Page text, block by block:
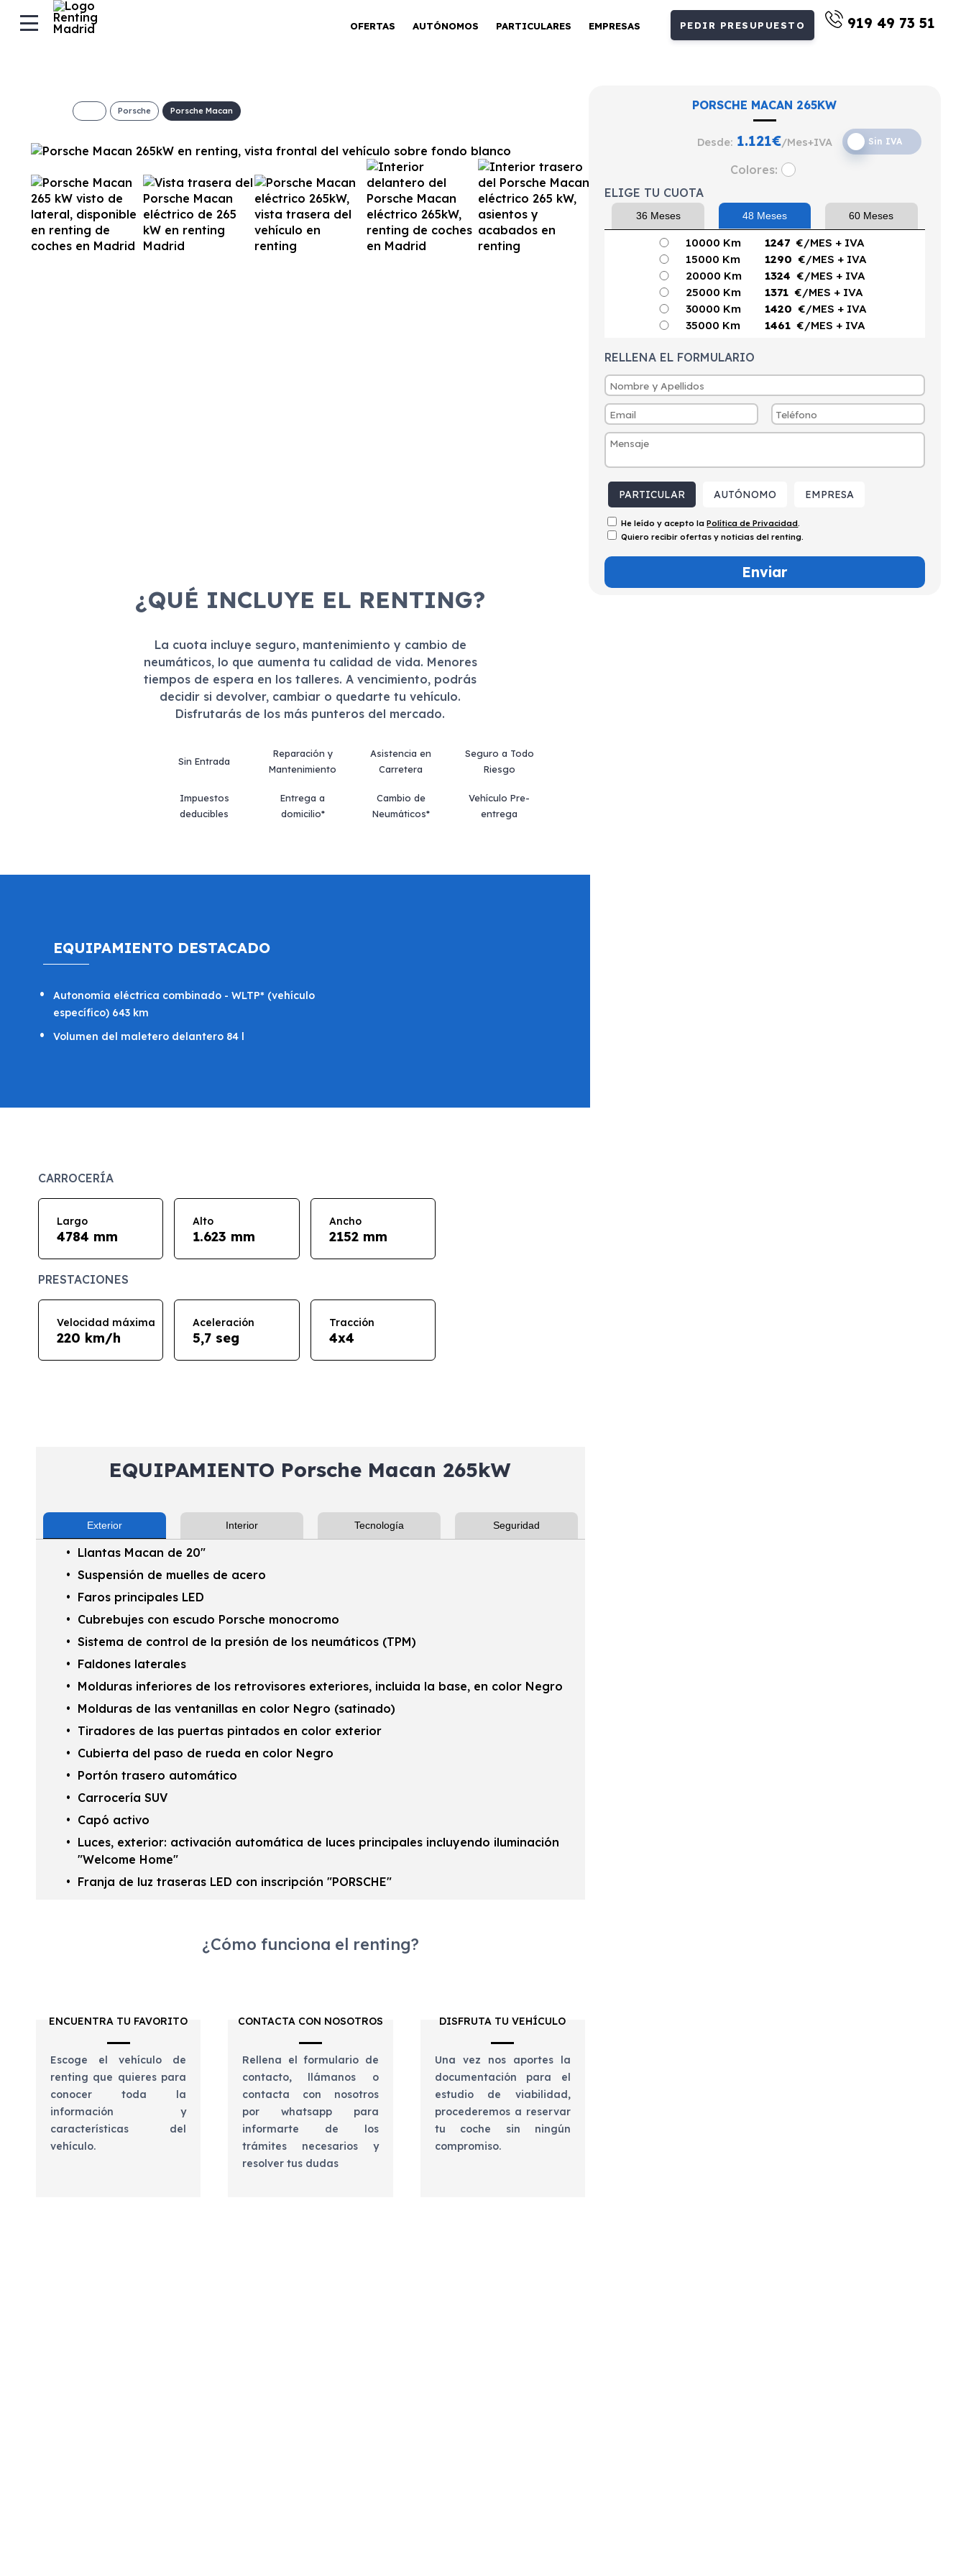
OFERTAS AUTÓNOMOS PARTICULARES EMPRESAS PEDIR PRESUPUESTO 919 49 73 51
Porsche Porsche Macan
Porsche Macan 265kW
Desde: €/Mes+ IVA
¿QUÉ INCLUYE EL RENTING?
La cuota incluye seguro, mantenimiento y cambio de
neumáticos, lo que aumenta tu calidad de vida. Menores
tiempos de espera en los talleres. A vencimiento, podrás
decidir si devolver, cambiar o quedarte tu vehículo.
Disfrutarás de los más punteros del mercado.
Sin Entrada
Reparación y
Mantenimiento
Asistencia en
Carretera
Seguro a Todo
Riesgo
Impuestos
deducibles
Entrega a
domicilio*
Cambio de
Neumáticos*
Vehículo Pre-
entrega
EQUIPAMIENTO DESTACADO
Autonomía eléctrica combinado - WLTP* (vehículo
específico) 643 km
Volumen del maletero delantero 84 l
CARROCERÍA
Largo
4784 mm
Alto
1.623 mm
Ancho
2152 mm
PRESTACIONES
Velocidad máxima
220 km/h
Aceleración
5,7 seg
Tracción
4x4
EQUIPAMIENTO Porsche Macan 265kW
Exterior Interior Tecnología Seguridad
Llantas Macan de 20"
Suspensión de muelles de acero
Faros principales LED
Cubrebujes con escudo Porsche monocromo
Sistema de control de la presión de los neumáticos (TPM)
Faldones laterales
Molduras inferiores de los retrovisores exteriores, incluida la base, en color Negro
Molduras de las ventanillas en color Negro (satinado)
Tiradores de las puertas pintados en color exterior
Cubierta del paso de rueda en color Negro
Portón trasero automático
Carrocería SUV
Capó activo
Luces, exterior: activación automática de luces principales incluyendo iluminación
"Welcome Home"
Franja de luz traseras LED con inscripción "PORSCHE"
¿Cómo funciona el renting?
ENCUENTRA TU FAVORITO
Escoge el vehículo de
renting que quieres para
conocer toda la
información y
características del
vehículo.
CONTACTA CON NOSOTROS
Rellena el formulario de
contacto, llámanos o
contacta con nosotros
por whatsapp para
informarte de los
trámites necesarios y
resolver tus dudas
DISFRUTA TU VEHÍCULO
Una vez nos aportes la
documentación para el
estudio de viabilidad,
procederemos a reservar
tu coche sin ningún
compromiso.
PORSCHE MACAN 265KW
Desde: 1.121€/Mes+IVA Sin IVA
Colores:
ELIGE TU CUOTA
36 Meses 48 Meses 60 Meses
10000 Km 1247 €/MES + IVA
15000 Km
1290 €/MES + IVA
20000 Km
1324 €/MES + IVA
25000 Km
1371 €/MES + IVA
30000 Km
1420 €/MES + IVA
35000 Km
1461 €/MES + IVA
RELLENA EL FORMULARIO
PARTICULAR AUTÓNOMO EMPRESA
He leído y acepto laPolítica de Privacidad.
Quiero recibir ofertas y noticias del renting.